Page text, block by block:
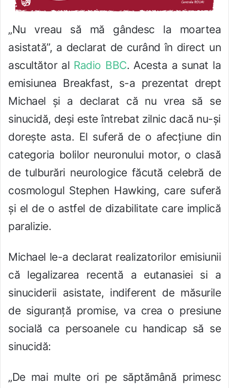
„Nu vreau să mă gândesc la moartea
asistată”, a declarat de curând în direct un
ascultător al Radio BBC. Acesta a sunat la
emisiunea Breakfast, s-a prezentat drept
Michael și a declarat că nu vrea să se
sinucidă, deși este întrebat zilnic dacă nu-și
dorește asta. El suferă de o afecțiune din
categoria bolilor neuronului motor, o clasă
de tulburări neurologice făcută celebră de
cosmologul Stephen Hawking, care suferă
și el de o astfel de dizabilitate care implică
paralizie.
Michael le-a declarat realizatorilor emisiunii
că legalizarea recentă a eutanasiei si a
sinuciderii asistate, indiferent de măsurile
de siguranță promise, va crea o presiune
socială ca persoanele cu handicap să se
sinucidă:
„De mai multe ori pe săptămână primesc